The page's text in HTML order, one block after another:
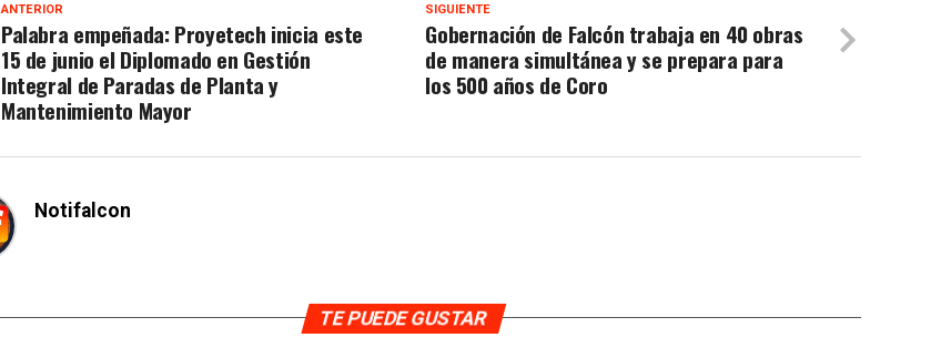
SIGUIENTE
Gobernación de Falcón trabaja en 40 obras
de manera simultánea y se prepara para
los 500 años de Coro
ANTERIOR
Palabra empeñada: Proyetech inicia este
15 de junio el Diplomado en Gestión
Integral de Paradas de Planta y
Mantenimiento Mayor
Notifalcon
TE PUEDE GUSTAR